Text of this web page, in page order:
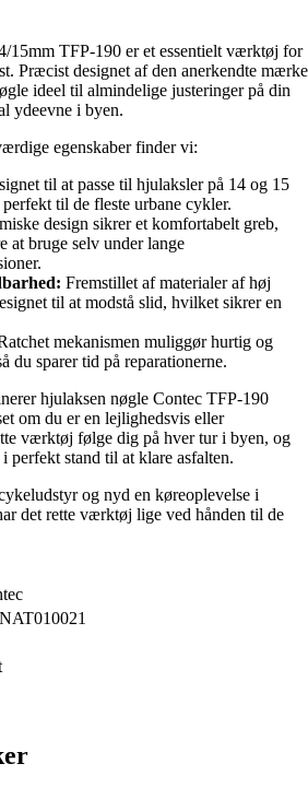
15mm TFP-190 er et essentielt værktøj for
Præcist designet af den anerkendte mærke
ideel til almindelige justeringer på din
ydeevne i byen.
egenskaber finder vi:
til at passe til hjulaksler på 14 og 15
til de fleste urbane cykler.
design sikrer et komfortabelt greb,
at bruge selv under lange
Fremstillet af materialer af høj
til at modstå slid, hvilket sikrer en
mekanismen muliggør hurtig og
du sparer tid på reparationerne.
hjulaksen nøgle Contec TFP-190
om du er en lejlighedsvis eller
værktøj følge dig på hver tur i byen, og
stand til at klare asfalten.
og nyd en køreoplevelse i
det rette værktøj lige ved hånden til de